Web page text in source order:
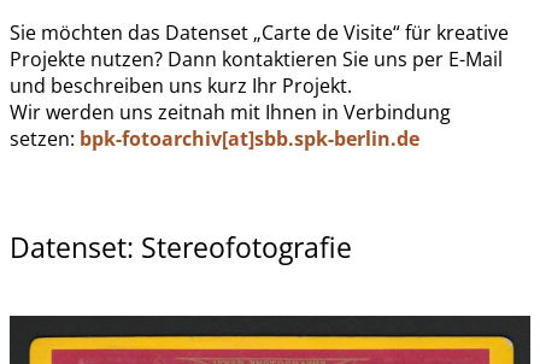
Sie möchten das Datenset „Carte de Visite“ für kreative
Projekte nutzen? Dann kontaktieren Sie uns per E-Mail
und beschreiben uns kurz Ihr Projekt.
Wir werden uns zeitnah mit Ihnen in Verbindung
setzen: bpk-fotoarchiv[at]sbb.spk-berlin.de
Datenset: Stereofotografie